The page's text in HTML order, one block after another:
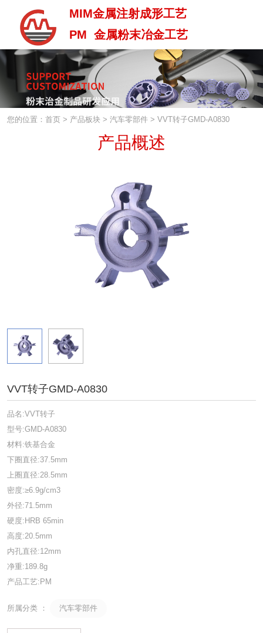
PM 金属粉末治金工艺
中 / En
MIM金属注射成形工艺
PM 金属粉末冶金工艺
您的位置：首页 > 产品板块 > 汽车零部件 > VVT转子GMD-A0830
产品概述
VVT转子GMD-A0830
品名:VVT转子
型号:GMD-A0830
材料:铁基合金
下圈直径:37.5mm
上圈直径:28.5mm
密度:≥6.9g/cm3
外径:71.5mm
硬度:HRB 65min
高度:20.5mm
内孔直径:12mm
净重:189.8g
产品工艺:PM
所属分类 ： 汽车零部件